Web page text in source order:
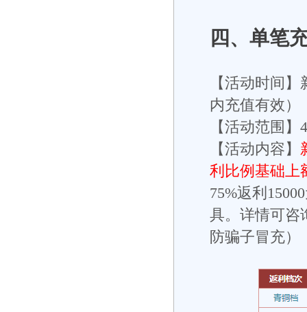
四、单笔
【活动时间】
内充值有效）
【活动范围】
【活动内容】
利比例基础上
75%返利
具。详情可咨
防骗子冒充）